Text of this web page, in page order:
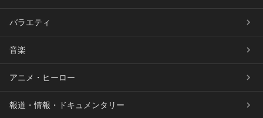
バラエティ
音楽
アニメ・ヒーロー
報道・情報・ドキュメンタリー